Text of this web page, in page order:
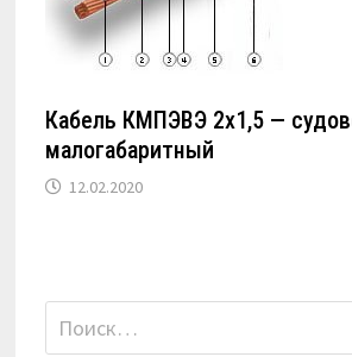
Кабель КМПЭВЭ 2х1,5 —
малогабаритный
12.02.2020
Найти: